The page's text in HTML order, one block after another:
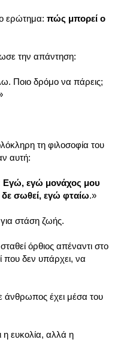
ερώτημα: πώς μπορεί ο
την απάντηση:
Ποιο δρόμο να πάρεις;
τη φιλοσοφία του
αυτή:
Εγώ, εγώ μονάχος μου
σωθεί, εγώ φταίω.»
στάση ζωής.
όρθιος απέναντι στο
που δεν υπάρχει, να
άνθρωπος έχει μέσα του
η ευκολία, αλλά η